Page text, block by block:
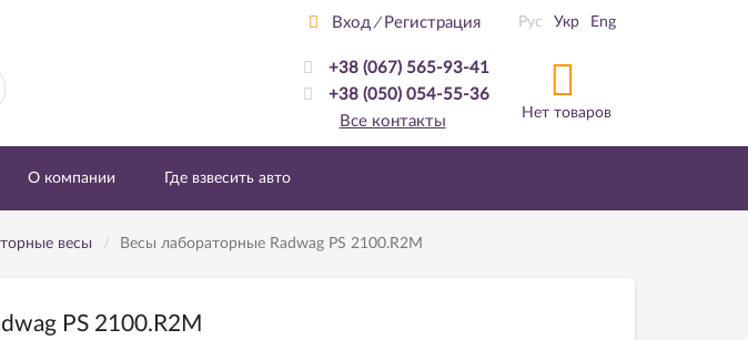
Вход / Регистрация
+38 (067) 565-93-41
+38 (050) 054-55-36
Все контакты
Рус Укр Eng
Нет товаров
О компании Где взвесить авто
весы Весы лабораторные Radwag PS 2100.R2M
PS 2100.R2M